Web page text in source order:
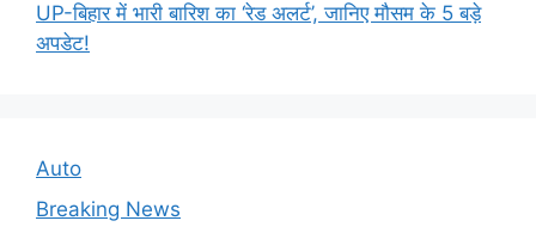
UP-बिहार में भारी बारिश का ‘रेड अलर्ट’, जानिए मौसम के 5 बड़े
अपडेट!
Auto
Breaking News